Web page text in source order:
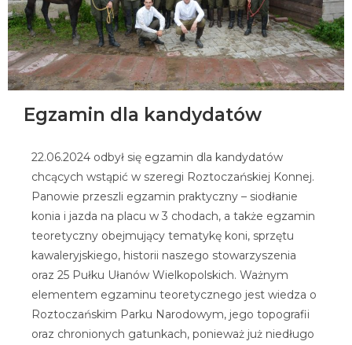
Egzamin dla kandydatów
22.06.2024 odbył się egzamin dla kandydatów
chcących wstąpić w szeregi Roztoczańskiej Konnej.
Panowie przeszli egzamin praktyczny – siodłanie
konia i jazda na placu w 3 chodach, a także egzamin
teoretyczny obejmujący tematykę koni, sprzętu
kawaleryjskiego, historii naszego stowarzyszenia
oraz 25 Pułku Ułanów Wielkopolskich. Ważnym
elementem egzaminu teoretycznego jest wiedza o
Roztoczańskim Parku Narodowym, jego topografii
oraz chronionych gatunkach, ponieważ już niedługo